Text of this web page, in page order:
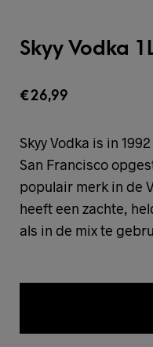
Skyy Vodka
€26,99
Skyy Vodka is in
San Francisco
populair merk in de
heeft een zachte,
als in de mix te